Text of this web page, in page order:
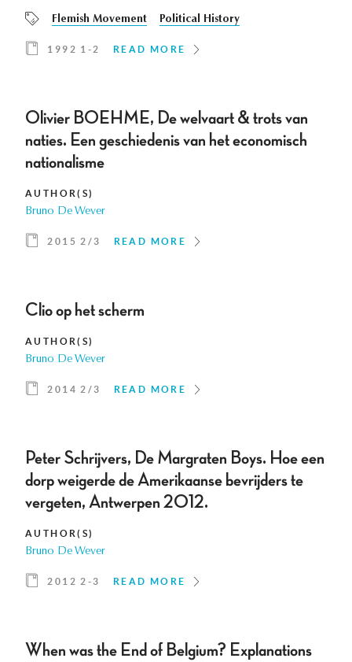
Flemish Movement Political History
1992 1-2 READ MORE
Olivier BOEHME, De welvaart & trots van
naties. Een geschiedenis van het economisch
nationalisme
AUTHOR(S)
Bruno De Wever
2015 2/3 READ MORE
Clio op het scherm
AUTHOR(S)
Bruno De Wever
2014 2/3 READ MORE
Peter Schrijvers, De Margraten Boys. Hoe een
dorp weigerde de Amerikaanse bevrijders te
vergeten, Antwerpen 2012.
AUTHOR(S)
Bruno De Wever
2012 2-3 READ MORE
When was the End of Belgium? Explanations